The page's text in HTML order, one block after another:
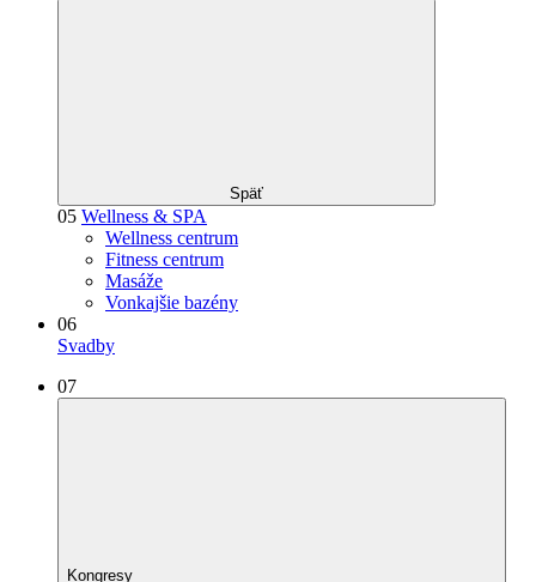
Späť
05 Wellness & SPA
Wellness centrum
Fitness centrum
Masáže
Vonkajšie bazény
06
Svadby
07
Kongresy